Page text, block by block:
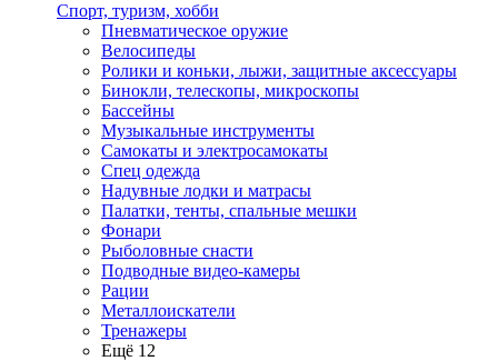
Спорт, туризм, хобби
Пневматическое оружие
Велосипеды
Ролики и коньки, лыжи, защитные аксессуары
Бинокли, телескопы, микроскопы
Бассейны
Музыкальные инструменты
Самокаты и электросамокаты
Спец одежда
Надувные лодки и матрасы
Палатки, тенты, спальные мешки
Фонари
Рыболовные снасти
Подводные видео-камеры
Рации
Металлоискатели
Тренажеры
Ещё 12